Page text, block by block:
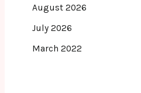
August 2026
July 2026
March 2022